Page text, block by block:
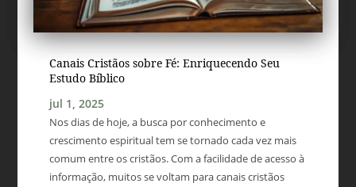
Canais Cristãos sobre Fé: Enriquecendo Seu
Estudo Bíblico
jul 1, 2025
Nos dias de hoje, a busca por conhecimento e
crescimento espiritual tem se tornado cada vez mais
comum entre os cristãos. Com a facilidade de acesso à
informação, muitos se voltam para canais cristãos